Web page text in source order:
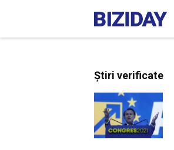
Știri verificate